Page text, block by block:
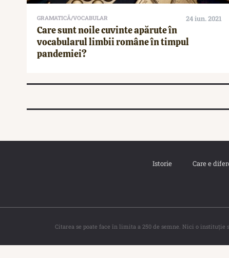
GRAMATICĂ/VOCABULAR 24 iun. 2021
Care sunt noile cuvinte apărute în
vocabularul limbii române în timpul
pandemiei?
Istorie Care e
Citarea se poate face în limita a 250 de semne. Nici o